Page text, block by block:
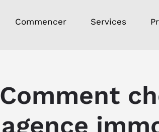
Commencer Services
Comment
agence